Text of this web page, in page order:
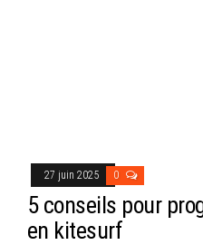
27 juin 2025 0
5 conseils pour
en kitesurf